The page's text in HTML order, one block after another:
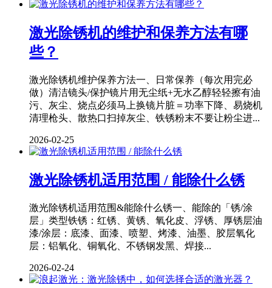
激光除锈机的维护和保养方法有哪
些？
激光除锈机维护保养方法一、日常保养（每次用完必
做）清洁镜头/保护镜片用无尘纸+无水乙醇轻轻擦有油
污、灰尘、烧点必须马上换镜片脏＝功率下降、易烧机
清理枪头、散热口扫掉灰尘、铁锈粉末不要让粉尘进...
2026-02-25
激光除锈机适用范围 / 能除什么锈
激光除锈机适用范围&能除什么锈一、能除的「锈/涂
层」类型铁锈：红锈、黄锈、氧化皮、浮锈、厚锈层油
漆/涂层：底漆、面漆、喷塑、烤漆、油墨、胶层氧化
层：铝氧化、铜氧化、不锈钢发黑、焊接...
2026-02-24